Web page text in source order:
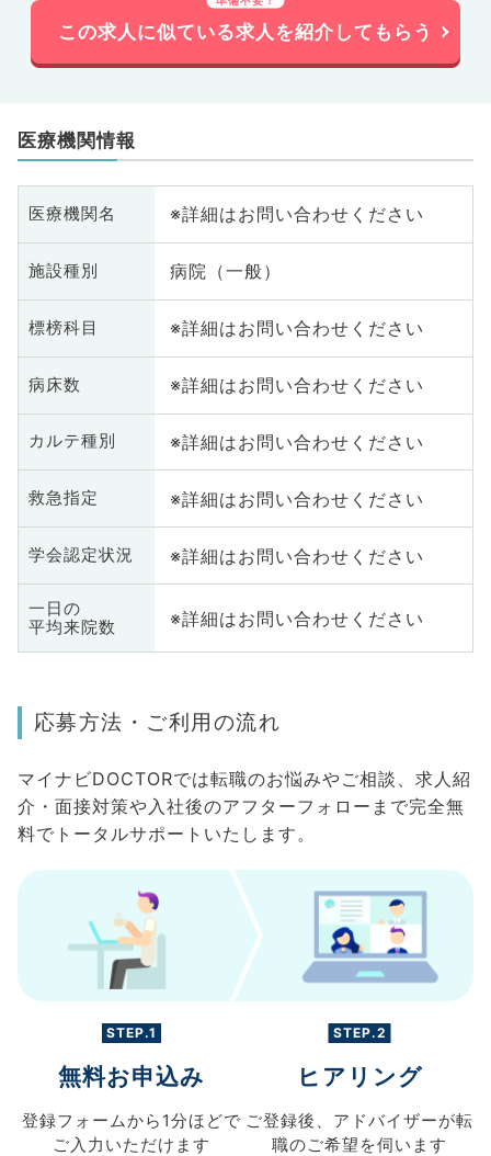
この求人に似ている求人を紹介してもらう
医療機関情報
医療機関名 ※詳細はお問い合わせください
施設種別 病院（一般）
標榜科目 ※詳細はお問い合わせください
病床数 ※詳細はお問い合わせください
カルテ種別 ※詳細はお問い合わせください
救急指定 ※詳細はお問い合わせください
学会認定状況 ※詳細はお問い合わせください
一日の
平均来院数
※詳細はお問い合わせください
応募方法・ご利用の流れ
マイナビDOCTORでは転職のお悩みやご相談、求人紹
介・面接対策や入社後のアフターフォローまで完全無
料でトータルサポートいたします。
STEP.1
無料お申込み
登録フォームから 1分ほどで
ご入力 いただけます
STEP.2
ヒアリング
ご登録後、 アドバイザーが転
職のご希望を伺います